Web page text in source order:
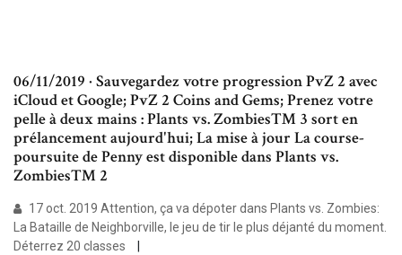
06/11/2019 · Sauvegardez votre progression PvZ 2 avec
iCloud et Google; PvZ 2 Coins and Gems; Prenez votre
pelle à deux mains : Plants vs. Zombies™ 3 sort en
prélancement aujourd'hui; La mise à jour La course-
poursuite de Penny est disponible dans Plants vs.
Zombies™ 2
17 oct. 2019 Attention, ça va dépoter dans Plants vs. Zombies:
La Bataille de Neighborville, le jeu de tir le plus déjanté du moment.
Déterrez 20 classes